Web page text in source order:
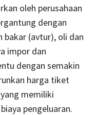
oleh perusahaan
dengan
bakar (avtur), oli dan
impor dan
dengan semakin
harga tiket
memiliki
pengeluaran.